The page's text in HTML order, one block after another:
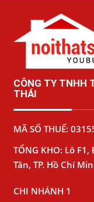
CÔNG TY TNHH
THÁI
MÃ SỐ THUẾ:
TỔNG KHO: Lô
Tân, TP. Hồ Chí
CHI NHÁNH 1